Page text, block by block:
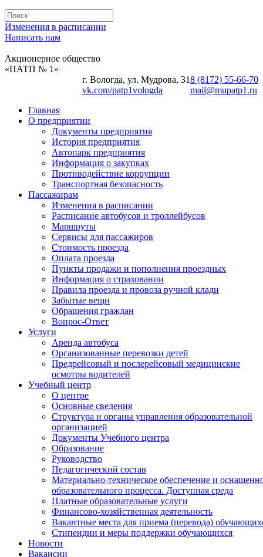
Изменения в расписании
Написать нам
Акционерное общество
«ПАТП № 1»
г. Вологда, ул. Мудрова, 31
vk.com/patp1vologda
8 (8172) 55-66-70
mail@mupatp1.ru
Главная
О предприятии
Документы предприятия
История предприятия
Автопарк предприятия
Информация о закупках
Противодействие коррупции
Транспортная безопасность
Пассажирам
Изменения в расписании
Расписание автобусов и троллейбусов
Маршруты
Сервисы для пассажиров
Стоимость проезда
Оплата проезда
Пункты продажи и пополнения проездных
Информация о страховании
Правила проезда и провоза ручной клади
Забытые вещи
Обращения граждан
Вопрос-Ответ
Услуги
Аренда автобуса
Организованные перевозки детей
Предрейсовый и послерейсовый медицинские
осмотры водителей
Учебный центр
О центре
Основные сведения
Структура и органы управления образовательной
организацией
Документы Учебного центра
Образование
Руководство
Педагогический состав
Материально-техническое обеспечение и
образовательного процесса. Доступная среда
Платные образовательные услуги
Финансово-хозяйственная деятельность
Вакантные места для приема (перевода)
Стипендии и меры поддержки обучающихся
Новости
Вакансии